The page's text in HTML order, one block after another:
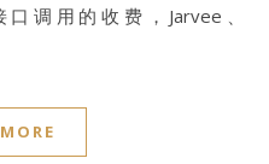
调用的收费，Jarvee、